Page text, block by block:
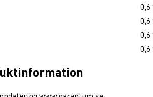
0,6
0,6
0,6
0,6